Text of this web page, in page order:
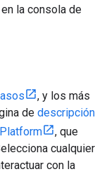
la consola de
, y los más
de descripción
, que
cualquier
con la